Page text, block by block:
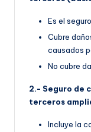
Es el
Cubre
causados
No cubre
2.- Seguro de
terceros
Incluye la